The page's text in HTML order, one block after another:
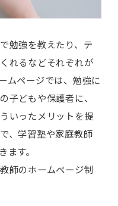
勉強を教えたり、テ
れるなどそれぞれが
ムページでは、勉強に
子どもや保護者に、
いったメリットを提
、学習塾や家庭教師
す。
師のホームページ制